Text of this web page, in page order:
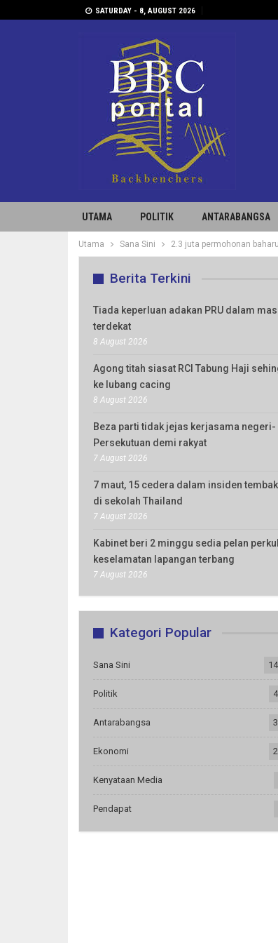
SATURDAY - 8, AUGUST 2026
UTAMA POLITIK ANTARABANGSA
Utama Sana Sini 2.3 juta permohonan
Berita Terkini
Tiada keperluan adakan PRU dalam
terdekat
8 August 2026
Agong titah siasat RCI Tabung Haji
ke lubang cacing
8 August 2026
Beza parti tidak jejas kerjasama negeri-
Persekutuan demi rakyat
7 August 2026
7 maut, 15 cedera dalam insiden
di sekolah Thailand
7 August 2026
Kabinet beri 2 minggu sedia pelan
keselamatan lapangan terbang
7 August 2026
Kategori Popular
Sana Sini
Politik
Antarabangsa
Ekonomi
Kenyataan Media
Pendapat